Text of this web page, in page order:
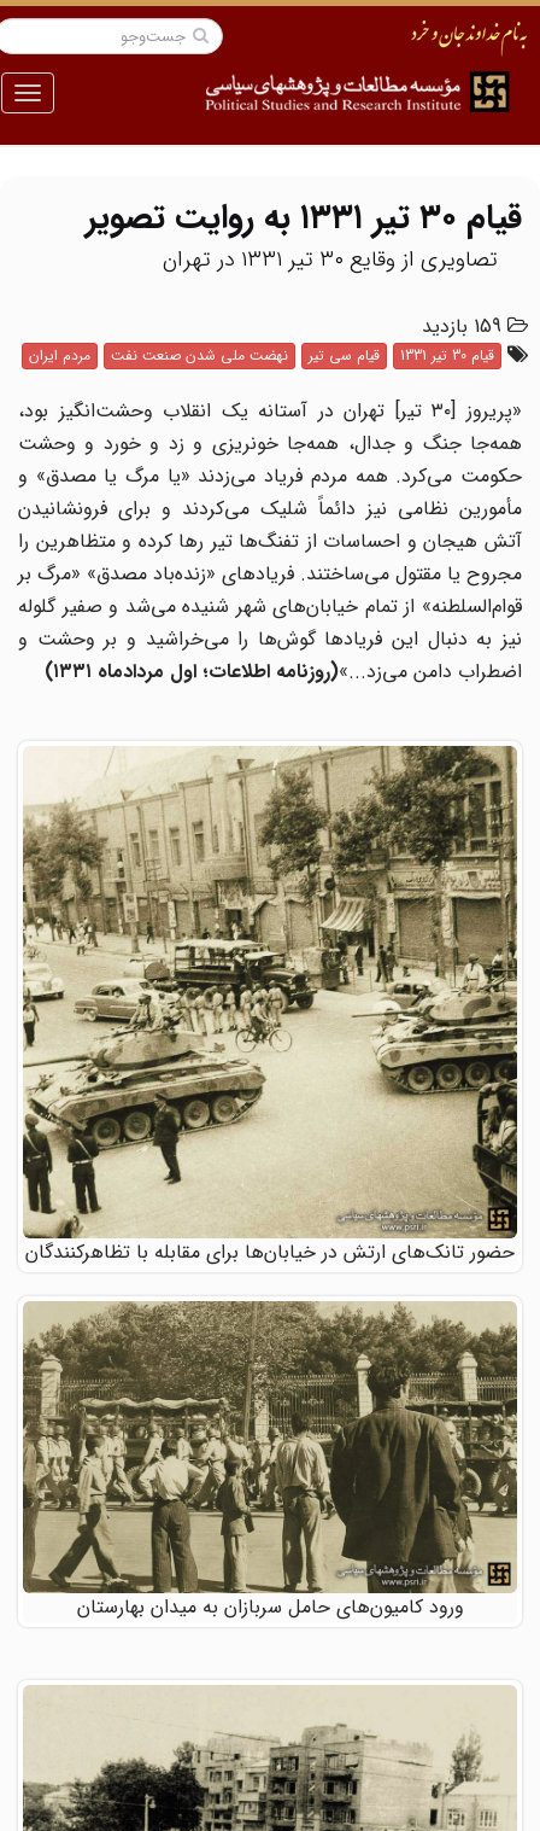
منو
قیام ٣٠ تیر ١٣٣١ به روایت تصویر
تصاویری از وقایع ٣٠ تیر ١٣٣١ در تهران
159 بازدید
قیام 30 تیر 1331 قیام سی تیر نهضت ملی شدن صنعت نفت مردم ایران
«پریروز [۳۰ تیر] تهران در آستانه یک انقلاب وحشت‌انگیز بود،
همه‌جا جنگ و جدال، همه‌جا خونریزی و زد و خورد و وحشت
حکومت می‌کرد. همه مردم فریاد می‌زدند «یا مرگ یا مصدق» و
مأمورین نظامی نیز دائماً شلیک می‌کردند و برای فرونشانیدن
آتش هیجان و احساسات از تفنگ‌ها تیر رها کرده و متظاهرین را
مجروح یا مقتول می‌ساختند. فریادهای «زنده‌باد مصدق» «مرگ بر
قوام‌السلطنه» از تمام خیابان‌های شهر شنیده می‌شد و صفیر گلوله
نیز به دنبال این فریادها گوش‌ها را می‌خراشید و بر وحشت و
اضطراب دامن می‌زد...»(روزنامه اطلاعات؛ اول مردادماه ۱۳۳۱)
حضور تانک‌های ارتش در خیابان‌ها برای مقابله با تظاهرکنندگان
ورود کامیون‌های حامل سربازان به میدان بهارستان